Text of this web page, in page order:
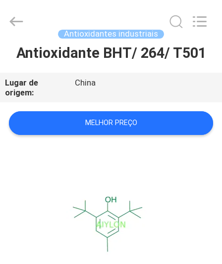
PARA
PRODUTOS
VÍDEOS
COMPANY
LIMITED.
Antioxidantes industriais
Antioxidante BHT/ 264/ T501
Lugar de
origem:
China
MELHOR PREÇO